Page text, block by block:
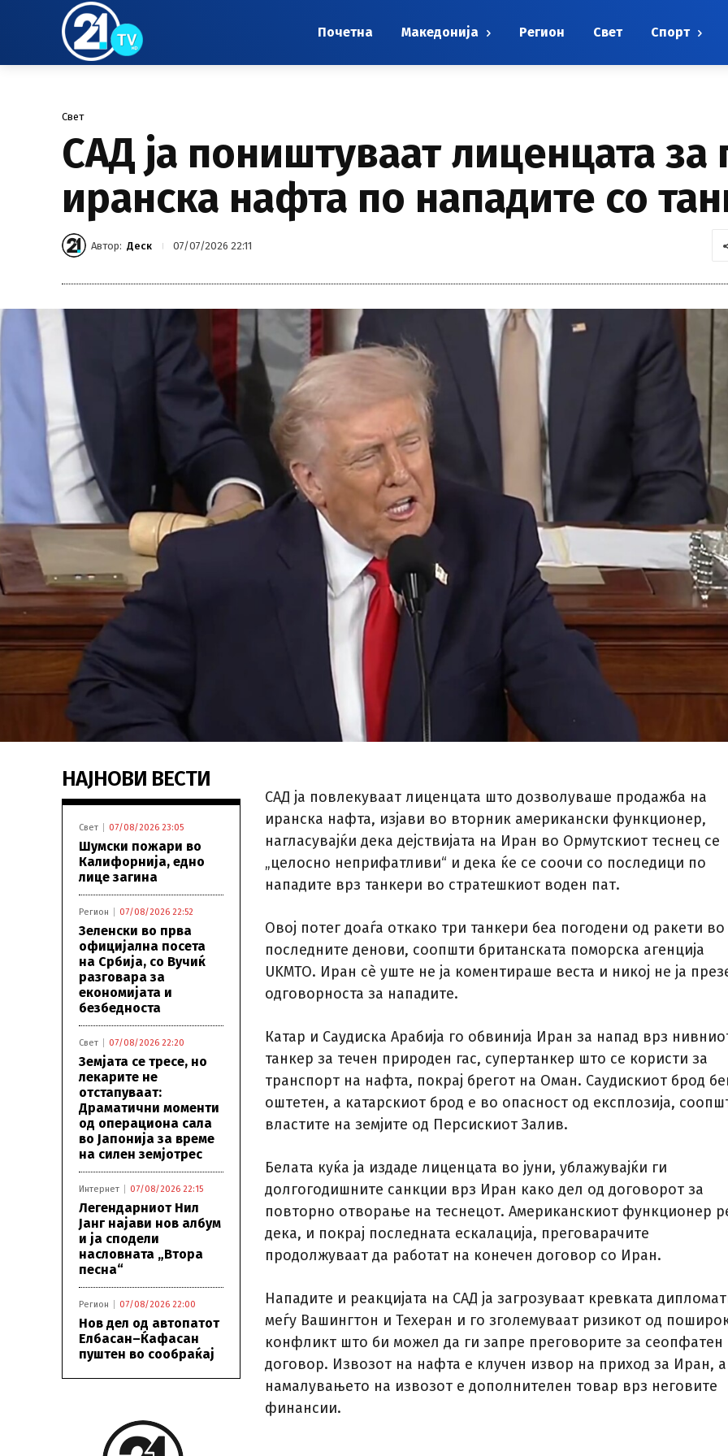
Почетна Македонија Регион Свет Спорт
Свет
САД ја поништуваат лиценцата
иранска нафта по нападите со
Автор: Деск 07/07/2026 22:11
НАЈНОВИ ВЕСТИ
Свет 07/08/2026 23:05
Шумски пожари во
Калифорнија, едно
лице загина
Регион 07/08/2026 22:52
Зеленски во прва
официјална посета
на Србија, со Вучиќ
разговара за
економијата и
безбедноста
Свет 07/08/2026 22:20
Земјата се тресе, но
лекарите не
отстапуваат:
Драматични моменти
од операциона сала
во Јапонија за време
на силен земјотрес
Интернет 07/08/2026 22:15
Легендарниот Нил
Јанг најави нов албум
и ја сподели
насловната „Втора
песна“
Регион 07/08/2026 22:00
Нов дел од автопатот
Елбасан–Ќафасан
пуштен во сообраќај
САД ја повлекуваат лиценцата што дозволуваше продажба на
иранска нафта, изјави во вторник американски функционер,
нагласувајќи дека дејствијата на Иран во Ормутскиот теснец се
„целосно неприфатливи“ и дека ќе се соочи со последици по
нападите врз танкери во стратешкиот воден пат.
Овој потег доаѓа откако три танкери беа погодени од ракети во
последните денови, соопшти британската поморска агенција
UKMTO. Иран сè уште не ја коментираше веста и никој не ја
одговорноста за нападите.
Катар и Саудиска Арабија го обвинија Иран за напад врз
танкер за течен природен гас, супертанкер што се користи за
транспорт на нафта, покрај брегот на Оман. Саудискиот брод
оштетен, а катарскиот брод е во опасност од експлозија,
властите на земјите од Персискиот Залив.
Белата куќа ја издаде лиценцата во јуни, ублажувајќи ги
долгогодишните санкции врз Иран како дел од договорот за
повторно отворање на теснецот. Американскиот функционер
дека, и покрај последната ескалација, преговарачите
продолжуваат да работат на конечен договор со Иран.
Нападите и реакцијата на САД ја загрозуваат кревката
меѓу Вашингтон и Техеран и го зголемуваат ризикот од
конфликт што би можел да ги запре преговорите за сеопфатен
договор. Извозот на нафта е клучен извор на приход за Иран, а
намалувањето на извозот е дополнителен товар врз неговите
финансии.